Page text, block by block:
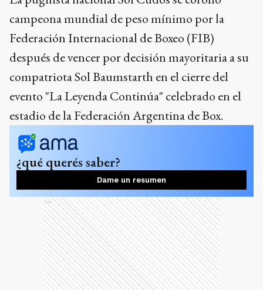
campeona mundial de peso mínimo por la
Federación Internacional de Boxeo (FIB)
después de vencer por decisión mayoritaria a su
compatriota Sol Baumstarth en el cierre del
evento "La Leyenda Continúa" celebrado en el
estadio de la Federación Argentina de Box.
¿qué querés saber?
Dame un resumen
Ads